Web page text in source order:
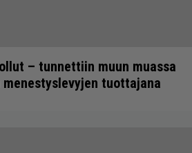
– tunnettiin muun muassa
menestyslevyjen tuottajana